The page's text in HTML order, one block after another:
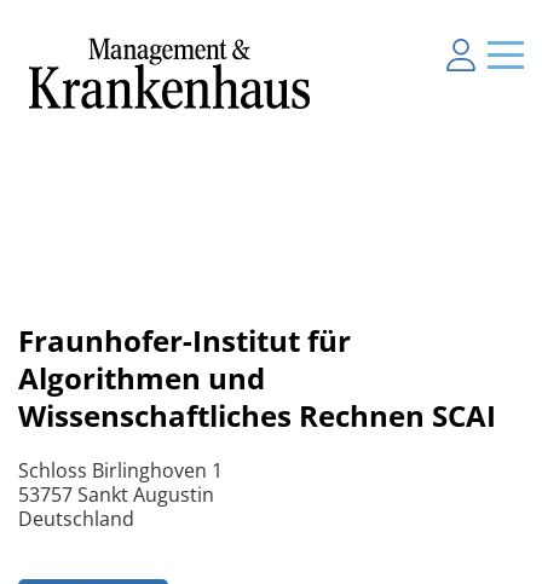
Fraunhofer-Institut für
Algorithmen und
Wissenschaftliches Rechnen SCAI
Schloss Birlinghoven 1
53757 Sankt Augustin
Deutschland